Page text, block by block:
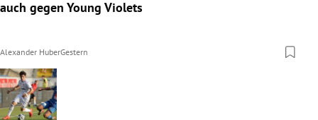
auch gegen Young Violets
Alexander HuberGestern